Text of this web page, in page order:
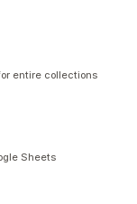
entire collections
Sheets